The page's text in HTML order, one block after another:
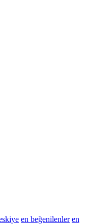
en beğenilenler en